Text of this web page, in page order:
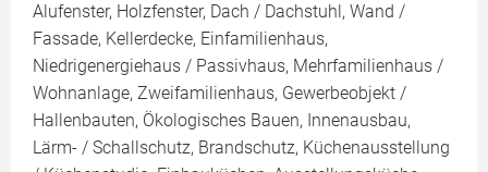
Alufenster, Holzfenster, Dach / Dachstuhl, Wand /
Fassade, Kellerdecke, Einfamilienhaus,
Niedrigenergiehaus / Passivhaus, Mehrfamilienhaus /
Wohnanlage, Zweifamilienhaus, Gewerbeobjekt /
Hallenbauten, Ökologisches Bauen, Innenausbau,
Lärm- / Schallschutz, Brandschutz, Küchenausstellung